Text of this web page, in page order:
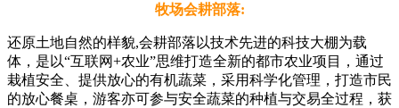
牧场会耕部落:
还原土地自然的样貌,会耕部落以技术先进的科技大棚为载
体，是以“互联网+农业”思维打造全新的都市农业项目，通过
栽植安全、提供放心的有机蔬菜，采用科学化管理，打造市民
的放心餐桌，游客亦可参与安全蔬菜的种植与交易全过程，获